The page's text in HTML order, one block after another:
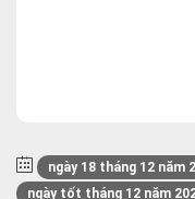
ngày 18 tháng 12 năm
ngày tốt tháng 12 năm